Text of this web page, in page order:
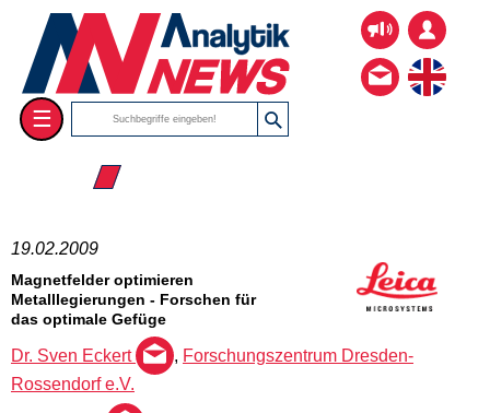
☰
☰ 2009
19.02.2009
Magnetfelder optimieren
Metalllegierungen - Forschen für
das optimale Gefüge
Dr. Sven Eckert , Forschungszentrum Dresden-
Rossendorf e.V.